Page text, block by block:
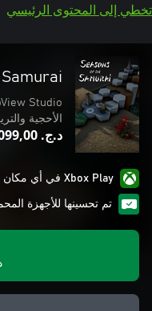
تخطي إلى المحتوى الرئيسي
Studio
الأحجية
د.ج.‏ 1.099,00
Xbox Play في أي مكان
تم تحسينها للأجهزة